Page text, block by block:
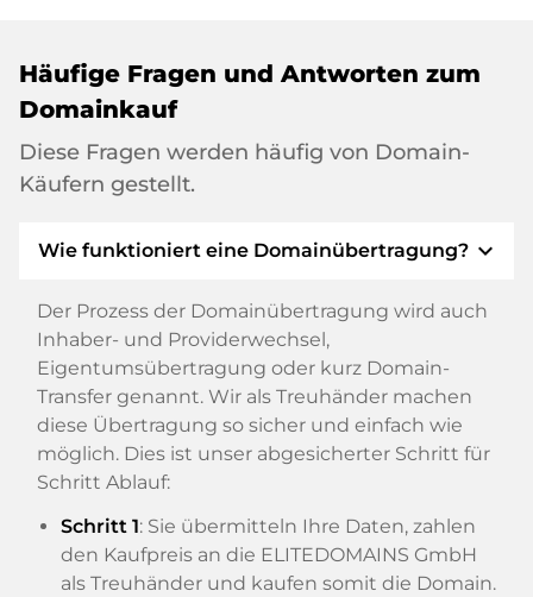
Häufige Fragen und Antworten zum
Domainkauf
Diese Fragen werden häufig von Domain-
Käufern gestellt.
Wie funktioniert eine Domainübertragung? expand_more
Der Prozess der Domainübertragung wird auch
Inhaber- und Providerwechsel,
Eigentumsübertragung oder kurz Domain-
Transfer genannt. Wir als Treuhänder machen
diese Übertragung so sicher und einfach wie
möglich. Dies ist unser abgesicherter Schritt für
Schritt Ablauf:
Schritt 1: Sie übermitteln Ihre Daten, zahlen
den Kaufpreis an die ELITEDOMAINS GmbH
als Treuhänder und kaufen somit die Domain.